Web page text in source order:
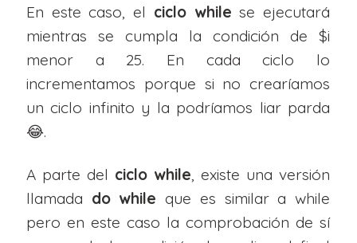
En este caso, el ciclo while se ejecutará
mientras se cumpla la condición de $i
menor a 25. En cada ciclo lo
incrementamos porque si no crearíamos
un ciclo infinito y la podríamos liar parda
😂.
A parte del ciclo while, existe una versión
llamada do while que es similar a while
pero en este caso la comprobación de sí